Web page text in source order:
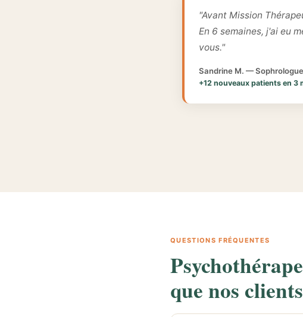
"Avant Mission
En 6 semaines, j'ai eu
vous."
Sandrine M. —
+12 nouveaux patients en 3
QUESTIONS FRÉQUENTES
que nos